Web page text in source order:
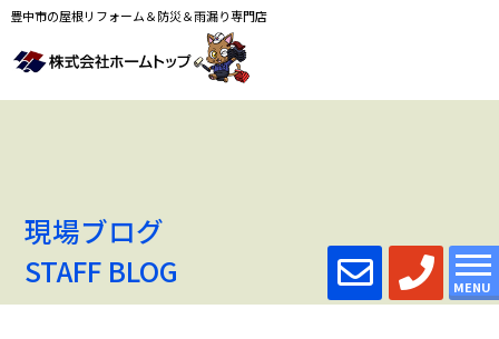
豊中市の屋根リフォーム＆防災＆雨漏り専門店
MENU
現場ブログ
STAFF BLOG